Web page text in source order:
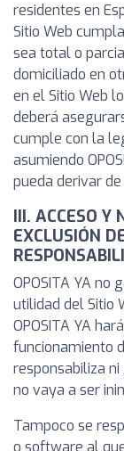
residentes en
Sitio Web
sea total o
domiciliado en
en el Sitio Web
deberá
cumple con la
asumiendo
pueda derivar
III. ACCESO Y
EXCLUSIÓN
OPOSITA YA no
utilidad del Sitio
OPOSITA YA
funcionamiento
responsabiliza
no vaya a ser
Tampoco se
o software al